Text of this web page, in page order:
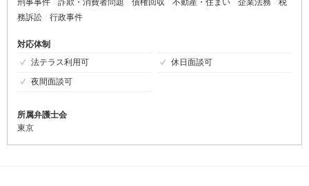
刑事事件
詐欺・消費者問題 債権回収 不動産・住まい 企業法務
税
務訴訟
行政事件
対応体制
法テラス利用可
休日面談可
夜間面談可
所属弁護士会
東京